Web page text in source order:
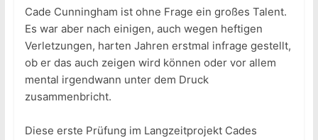
Cade Cunningham ist ohne Frage ein großes Talent.
Es war aber nach einigen, auch wegen heftigen
Verletzungen, harten Jahren erstmal infrage gestellt,
ob er das auch zeigen wird können oder vor allem
mental irgendwann unter dem Druck
zusammenbricht.
Diese erste Prüfung im Langzeitprojekt Cades